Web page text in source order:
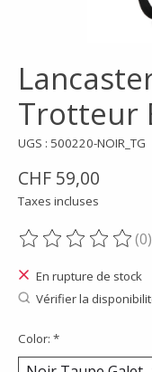
Trotteur
UGS : 500220-NOIR_TG
CHF 59,00
Taxes incluses
Ce produit est (0)
En rupture de stock
Vérifier la
Color: *